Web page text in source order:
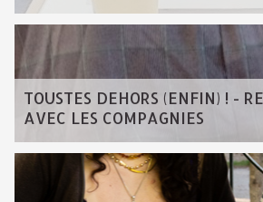
TOUSTES DEHORS (ENFIN) ! -
AVEC LES COMPAGNIES